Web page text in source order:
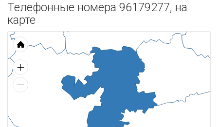
Телефонные номера 96179277, на
карте